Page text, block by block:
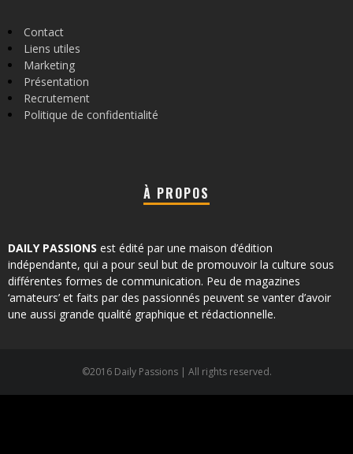
Contact
Liens utiles
Marketing
Présentation
Recrutement
Politique de confidentialité
À PROPOS
DAILY PASSIONS est édité par une maison d’édition
indépendante, qui a pour seul but de promouvoir la culture sous
différentes formes de communication. Peu de magazines
‘amateurs’ et faits par des passionnés peuvent se vanter d’avoir
une aussi grande qualité graphique et rédactionnelle.
©2016 Daily Passions | All rights reserved.